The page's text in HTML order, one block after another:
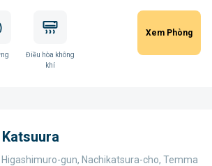
Điều hòa không
khí
Xem Phòng
gun, Nachikatsura-cho, Temma